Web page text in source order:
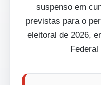
suspenso em
previstas para o
eleitoral de 2026,
Federal